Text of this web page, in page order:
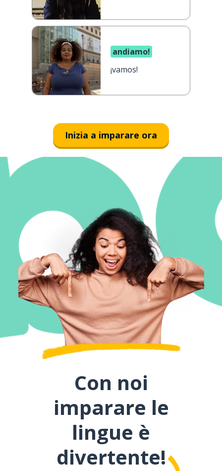
andiamo!
¡vamos!
Inizia a imparare ora
Con noi
imparare le
lingue è
divertente!